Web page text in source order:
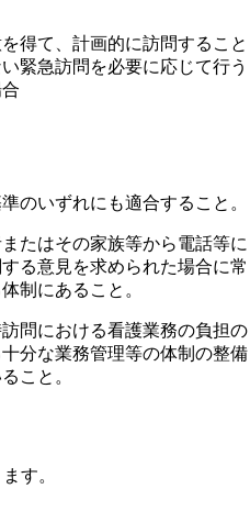
得て、計画的に訪問すること
緊急訪問を必要に応じて行う
のいずれにも適合すること。
またはその家族等から電話等に
る意見を求められた場合に常
制にあること。
訪問における看護業務の負担の
分な業務管理等の体制の整備
こと。
す。